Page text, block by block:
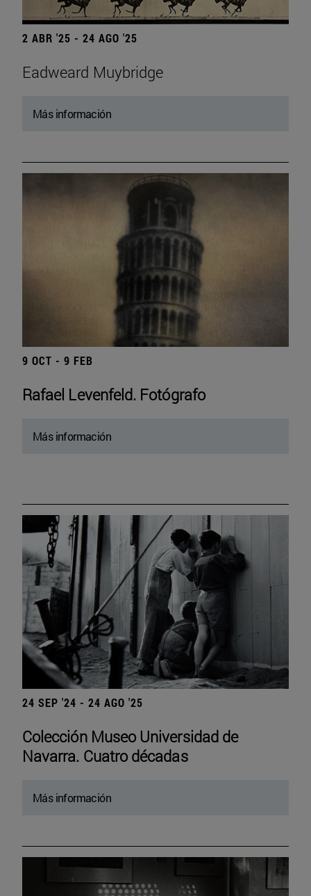
2 ABR '25 - 24 AGO '25
Eadweard Muybridge
Más información
9 OCT - 9 FEB
Rafael Levenfeld. Fotógrafo
Más información
24 SEP '24 - 24 AGO '25
Colección Museo Universidad de
Navarra. Cuatro décadas
Más información